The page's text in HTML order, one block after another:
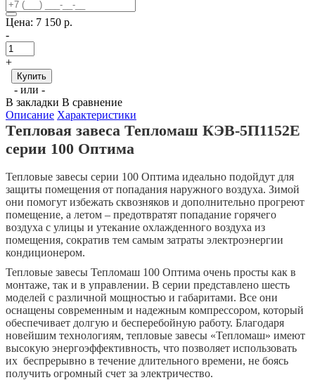
Цена: 7 150 р.
-
+
- или -
В закладки В сравнение
Описание Характеристики
Тепловая завеса Тепломаш КЭВ-5П1152Е
серии 100 Оптима
Тепловые завесы серии 100 Оптима идеально подойдут для
защиты помещения от попадания наружного воздуха. Зимой
они помогут избежать сквозняков и дополнительно прогреют
помещение, а летом – предотвратят попадание горячего
воздуха с улицы и утекание охлажденного воздуха из
помещения, сократив тем самым затраты электроэнергии
кондиционером.
Тепловые завесы Тепломаш 100 Оптима очень просты как в
монтаже, так и в управлении. В серии представлено шесть
моделей с различной мощностью и габаритами. Все они
оснащены современным и надежным компрессором, который
обеспечивает долгую и бесперебойную работу. Благодаря
новейшим технологиям, тепловые завесы «Тепломаш» имеют
высокую энергоэффективность, что позволяет использовать
их беспрерывно в течение длительного времени, не боясь
получить огромный счет за электричество.